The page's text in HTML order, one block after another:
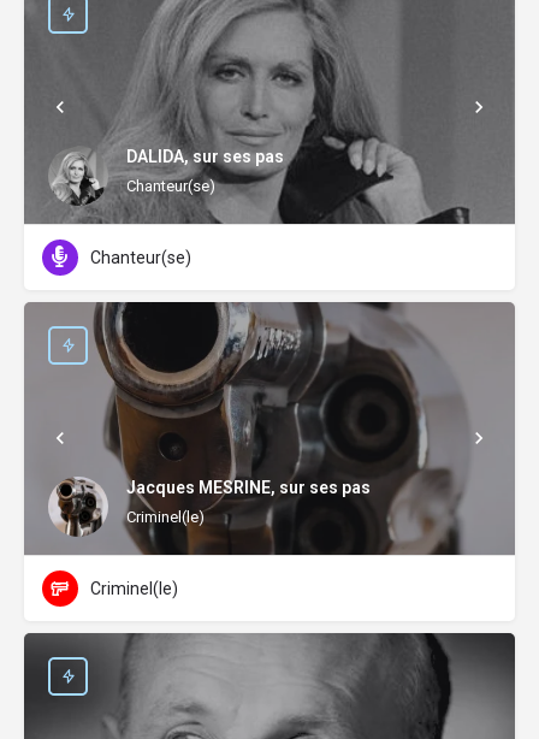
DALIDA, sur ses pas
Chanteur(se)
Chanteur(se)
Jacques MESRINE, sur ses pas
Criminel(le)
Criminel(le)